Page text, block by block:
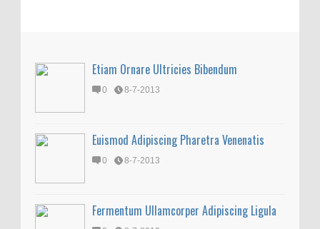
Etiam Ornare Ultricies Bibendum
0 8-7-2013
Euismod Adipiscing Pharetra Venenatis
0 8-7-2013
Fermentum Ullamcorper Adipiscing Ligula